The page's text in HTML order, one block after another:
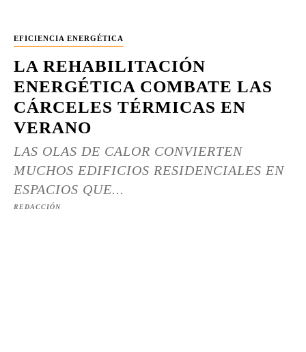
EFICIENCIA ENERGÉTICA
LA REHABILITACIÓN
ENERGÉTICA COMBATE LAS
CÁRCELES TÉRMICAS EN
VERANO
LAS OLAS DE CALOR CONVIERTEN
MUCHOS EDIFICIOS RESIDENCIALES EN
ESPACIOS QUE...
REDACCIÓN